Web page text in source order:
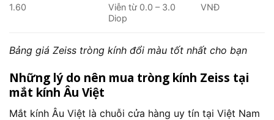
1.60
Viễn từ 0.0 – 3.0
Diop
VNĐ
Bảng giá Zeiss tròng kính đổi màu tốt nhất cho bạn
Những lý do nên mua tròng kính Zeiss tại
mắt kính Âu Việt
Mắt kính Âu Việt là chuỗi cửa hàng uy tín tại Việt Nam